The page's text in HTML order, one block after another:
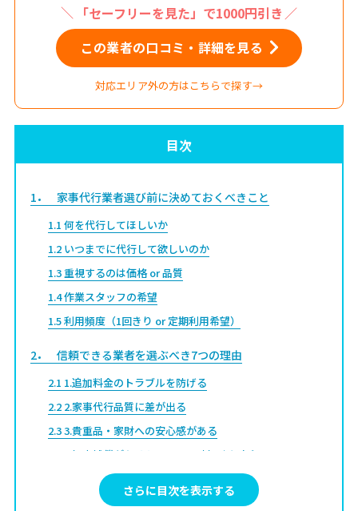
「セーフリーを見た」で1000円引き
この業者の口コミ・詳細を見る
対応エリア外の方はこちらで探す→
目次
1 家事代行業者選び前に決めておくべきこと
1.1 何を代行してほしいか
1.2いつまでに代行して欲しいのか
1.3重視するのは価格 or 品質
1.4作業スタッフの希望
1.5利用頻度（1回きり or 定期利用希望）
2 信頼できる業者を選ぶべき7つの理由
2.1 1.追加料金のトラブルを防げる
2.22.家事代行品質に差が出る
2.33.貴重品・家財への安心感がある
4.損害補償があるため万一の破損時も安心
5.スケジュールや時間をしっかり守る
6.明確な料金体系で納得できる支払いができる
さらに目次を表示する